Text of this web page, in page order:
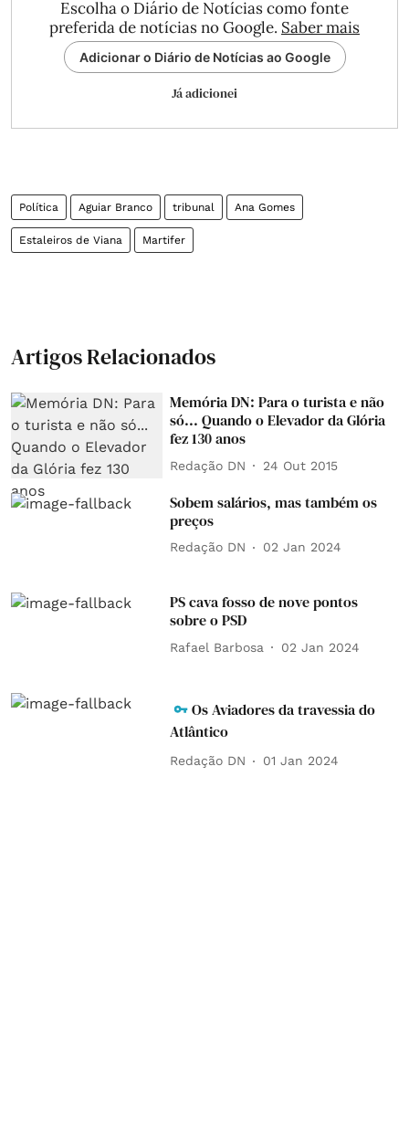
Escolha o Diário de Notícias como fonte
preferida de notícias no Google. Saber mais
Adicionar o Diário de Notícias ao Google
Já adicionei
Política Aguiar Branco tribunal Ana Gomes
Estaleiros de Viana Martifer
Artigos Relacionados
Memória DN: Para o turista e não
só... Quando o Elevador da Glória
fez 130 anos
Redação DN 24 Out 2015
Sobem salários, mas também os
preços
Redação DN 02 Jan 2024
PS cava fosso de nove pontos
sobre o PSD
Rafael Barbosa 02 Jan 2024
Os Aviadores da travessia do
Atlântico
Redação DN 01 Jan 2024